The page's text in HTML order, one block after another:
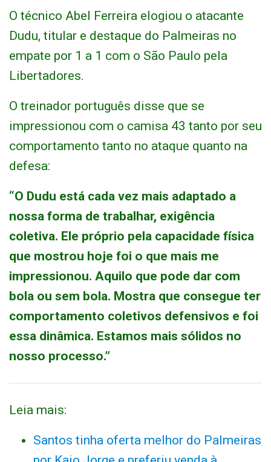
O técnico Abel Ferreira elogiou o atacante
Dudu, titular e destaque do Palmeiras no
empate por 1 a 1 com o São Paulo pela
Libertadores.
O treinador português disse que se
impressionou com o camisa 43 tanto por seu
comportamento tanto no ataque quanto na
defesa:
“O Dudu está cada vez mais adaptado a
nossa forma de trabalhar, exigência
coletiva. Ele próprio pela capacidade física
que mostrou hoje foi o que mais me
impressionou. Aquilo que pode dar com
bola ou sem bola. Mostra que consegue ter
comportamento coletivos defensivos e foi
essa dinâmica. Estamos mais sólidos no
nosso processo.”
Leia mais:
Santos tinha oferta melhor do Palmeiras